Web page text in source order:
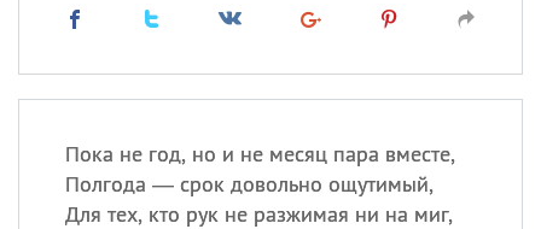
Пока не год, но и не месяц пара вместе,
Полгода — срок довольно ощутимый,
Для тех, кто рук не разжимая ни на миг,